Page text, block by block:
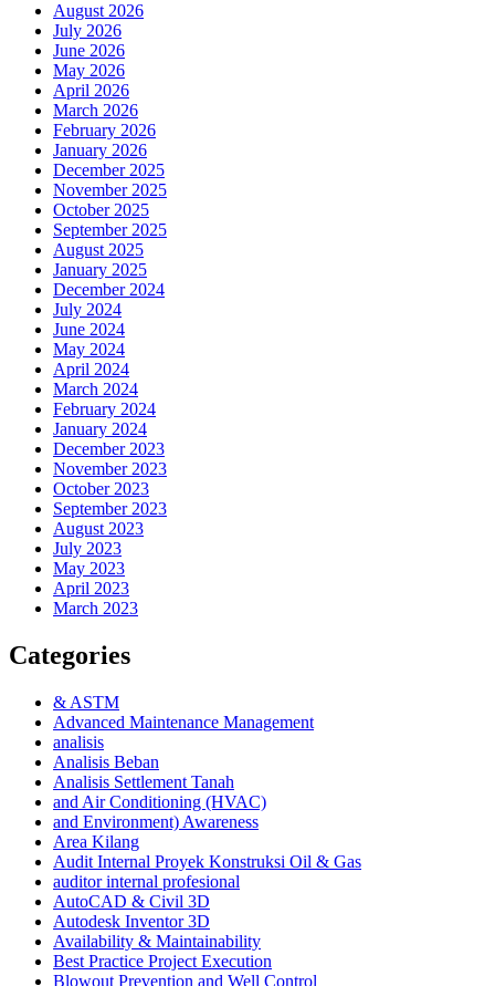
August 2026
July 2026
June 2026
May 2026
April 2026
March 2026
February 2026
January 2026
December 2025
November 2025
October 2025
September 2025
August 2025
January 2025
December 2024
July 2024
June 2024
May 2024
April 2024
March 2024
February 2024
January 2024
December 2023
November 2023
October 2023
September 2023
August 2023
July 2023
May 2023
April 2023
March 2023
Categories
& ASTM
Advanced Maintenance Management
analisis
Analisis Beban
Analisis Settlement Tanah
and Air Conditioning (HVAC)
and Environment) Awareness
Area Kilang
Audit Internal Proyek Konstruksi Oil & Gas
auditor internal profesional
AutoCAD & Civil 3D
Autodesk Inventor 3D
Availability & Maintainability
Best Practice Project Execution
Blowout Prevention and Well Control